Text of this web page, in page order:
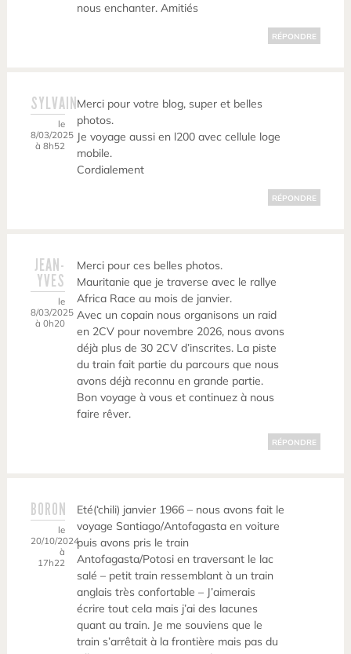
nous enchanter. Amitiés
RÉPONDRE
SYLVAIN
le
8/03/2025
à 8h52
Merci pour votre blog, super et belles
photos.
Je voyage aussi en l200 avec cellule loge
mobile.
Cordialement
RÉPONDRE
JEAN-
YVES
le
8/03/2025
à 0h20
Merci pour ces belles photos.
Mauritanie que je traverse avec le rallye
Africa Race au mois de janvier.
Avec un copain nous organisons un raid
en 2CV pour novembre 2026, nous avons
déjà plus de 30 2CV d’inscrites. La piste
du train fait partie du parcours que nous
avons déjà reconnu en grande partie.
Bon voyage à vous et continuez à nous
faire rêver.
RÉPONDRE
BORON
le
20/10/2024
à
17h22
Eté(‘chili) janvier 1966 – nous avons fait le
voyage Santiago/Antofagasta en voiture
puis avons pris le train
Antofagasta/Potosi en traversant le lac
salé – petit train ressemblant à un train
anglais très confortable – J’aimerais
écrire tout cela mais j’ai des lacunes
quant au train. Je me souviens que le
train s’arrêtait à la frontière mais pas du